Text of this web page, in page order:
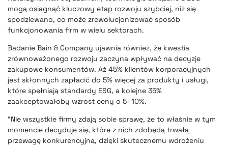
mogą osiągnąć kluczowy etap rozwoju szybciej, niż się
spodziewano, co może zrewolucjonizować sposób
funkcjonowania firm w wielu sektorach.
Badanie Bain & Company ujawnia również, że kwestia
zrównoważonego rozwoju zaczyna wpływać na decyzje
zakupowe konsumentów. Aż 45% klientów korporacyjnych
jest skłonnych zapłacić do 5% więcej za produkty i usługi,
które spełniają standardy ESG, a kolejne 35%
zaakceptowałoby wzrost ceny o 5–10%.
“Nie wszystkie firmy zdają sobie sprawę, że to właśnie w tym
momencie decyduje się, które z nich zdobędą trwałą
przewagę konkurencyjną, dzięki skutecznemu wdrożeniu